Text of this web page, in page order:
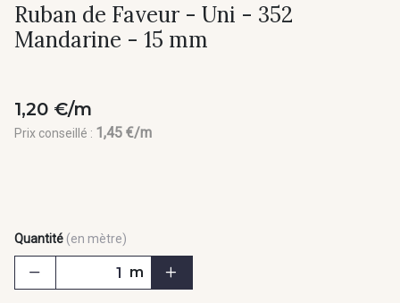
Ruban de Faveur - Uni - 352
Mandarine - 15 mm
1,20 €/m
Prix conseillé : 1,45 €/m
Quantité (en mètre)
m